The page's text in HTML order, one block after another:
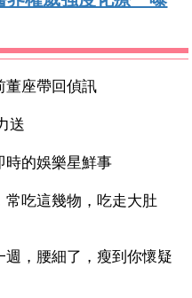
座帶回偵訊
送
的娛樂星鮮事
吃這幾物，吃走大肚
，腰細了，瘦到你懷疑